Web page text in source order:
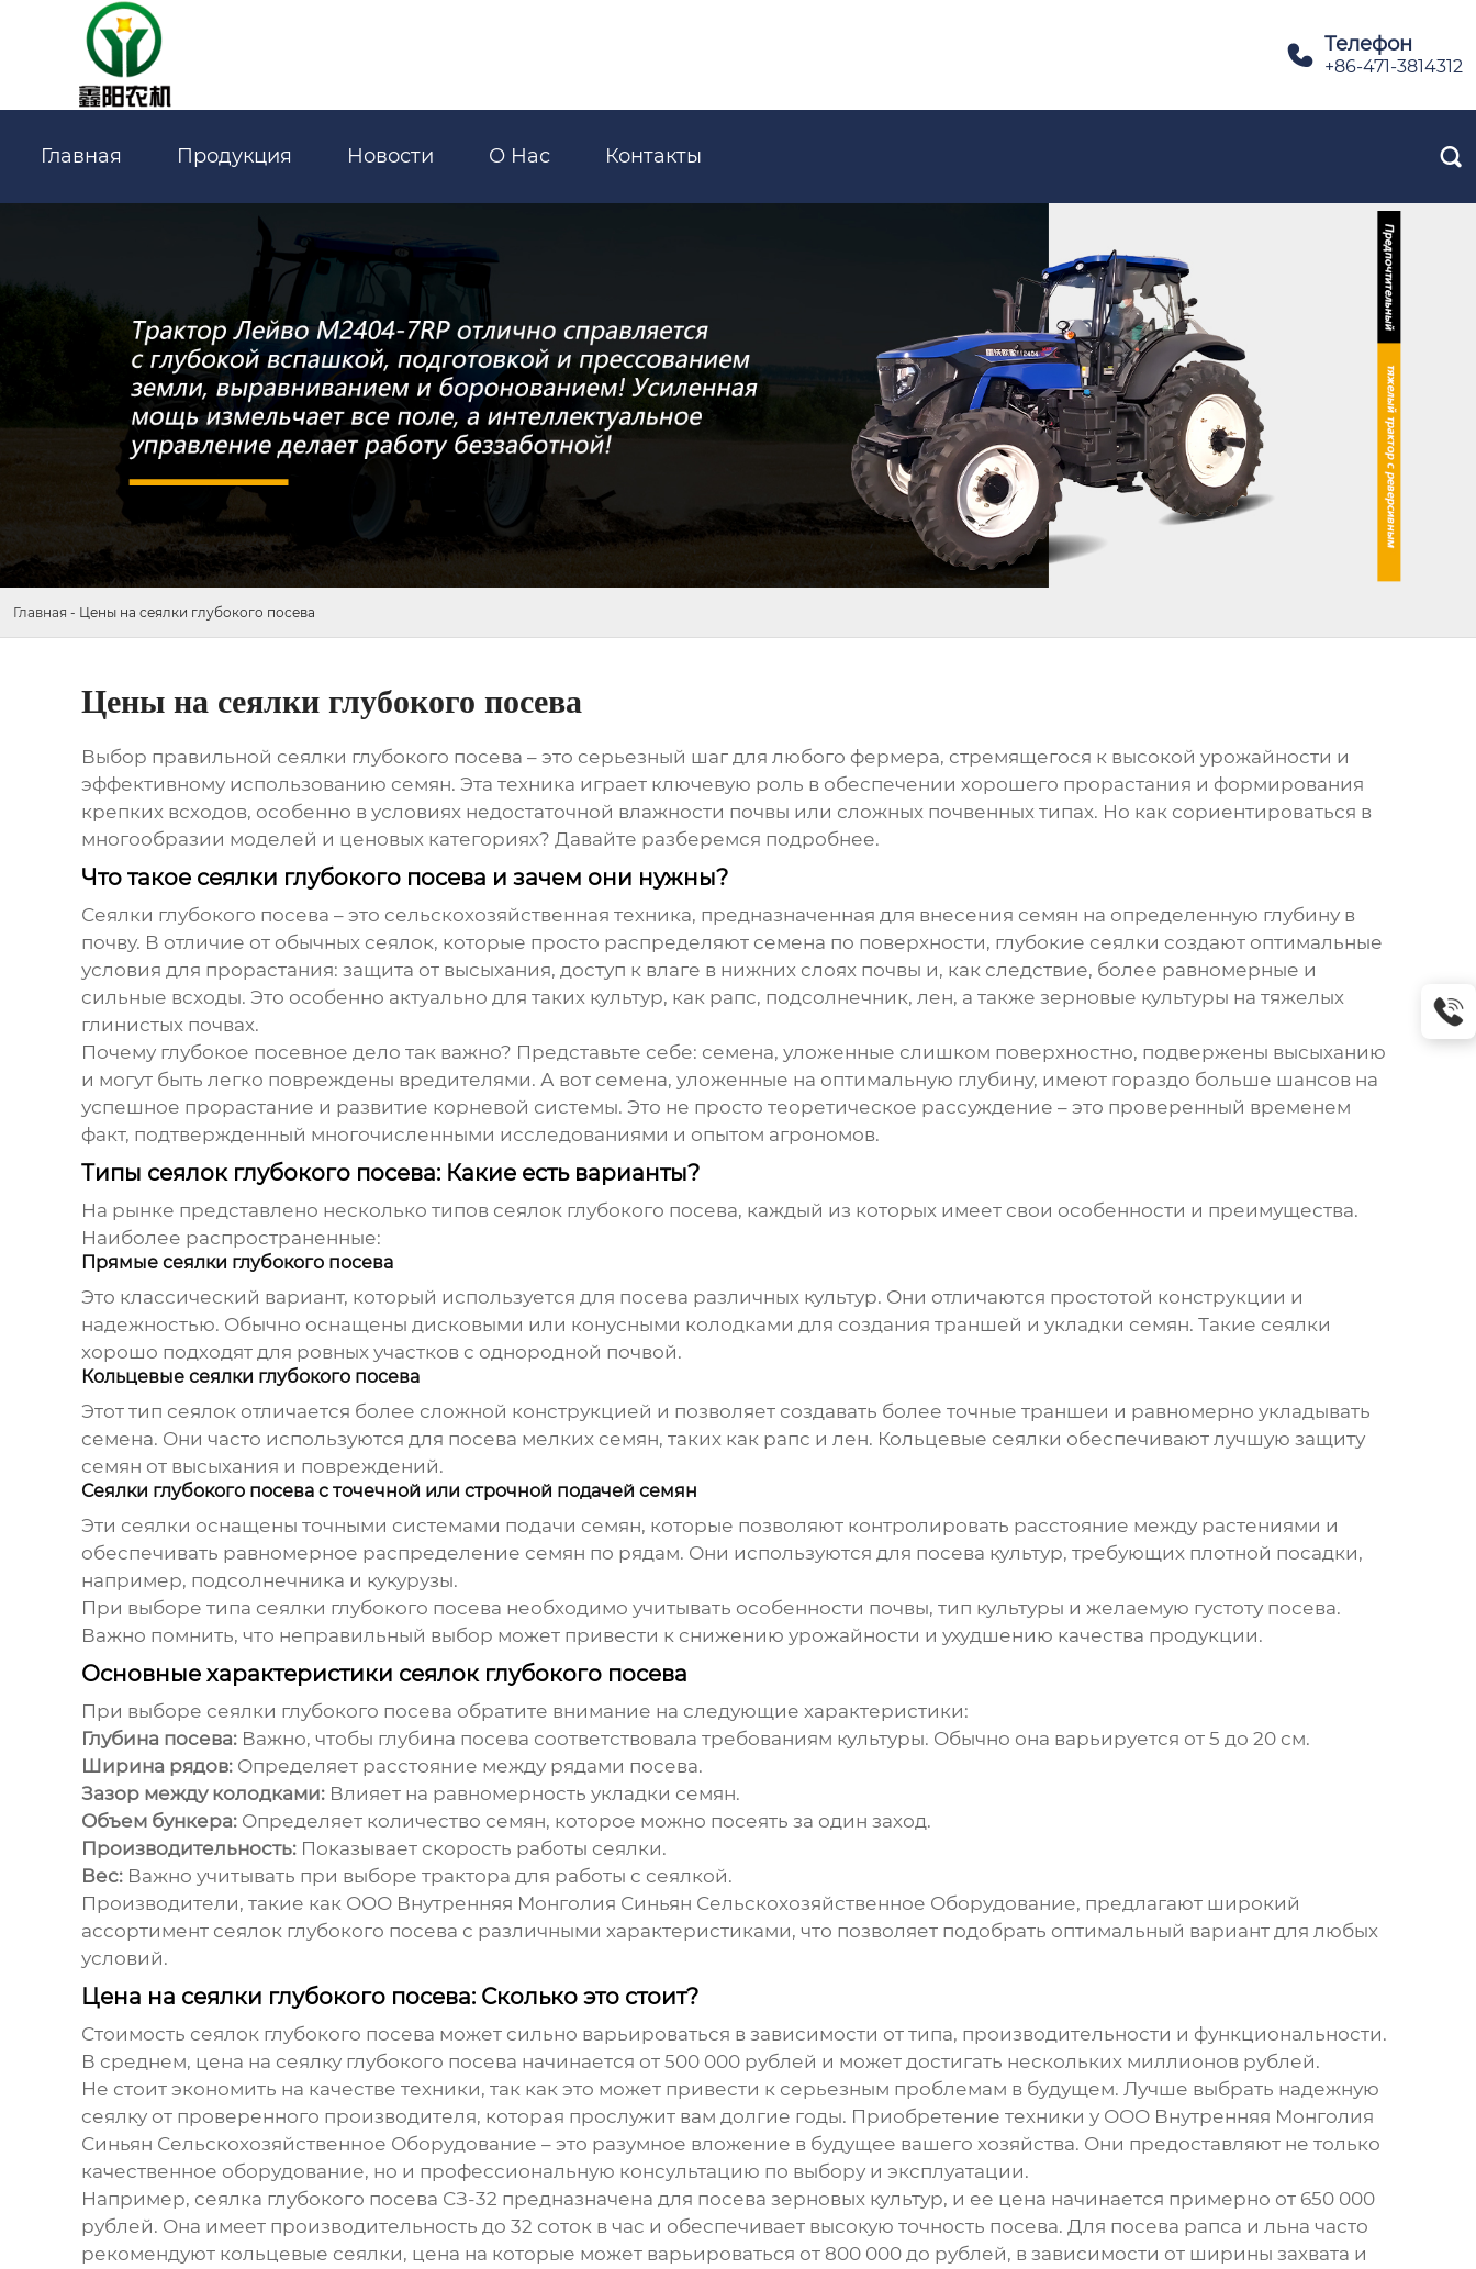
 Телефон
+86-471-3814312
Главная Продукция Новости О Нас Контакты 
Главная - Цены на сеялки глубокого посева
Цены на сеялки глубокого посева
Выбор правильной сеялки глубокого посева – это серьезный шаг для любого фермера, стремящегося к высокой урожайности и
эффективному использованию семян. Эта техника играет ключевую роль в обеспечении хорошего прорастания и формирования
крепких всходов, особенно в условиях недостаточной влажности почвы или сложных почвенных типах. Но как сориентироваться в
многообразии моделей и ценовых категориях? Давайте разберемся подробнее.
Что такое сеялки глубокого посева и зачем они нужны?
Сеялки глубокого посева – это сельскохозяйственная техника, предназначенная для внесения семян на определенную глубину в
почву. В отличие от обычных сеялок, которые просто распределяют семена по поверхности, глубокие сеялки создают оптимальные
условия для прорастания: защита от высыхания, доступ к влаге в нижних слоях почвы и, как следствие, более равномерные и
сильные всходы. Это особенно актуально для таких культур, как рапс, подсолнечник, лен, а также зерновые культуры на тяжелых
глинистых почвах.
Почему глубокое посевное дело так важно? Представьте себе: семена, уложенные слишком поверхностно, подвержены высыханию
и могут быть легко повреждены вредителями. А вот семена, уложенные на оптимальную глубину, имеют гораздо больше шансов на
успешное прорастание и развитие корневой системы. Это не просто теоретическое рассуждение – это проверенный временем
факт, подтвержденный многочисленными исследованиями и опытом агрономов.
Типы сеялок глубокого посева: Какие есть варианты?
На рынке представлено несколько типов сеялок глубокого посева, каждый из которых имеет свои особенности и преимущества.
Наиболее распространенные:
Прямые сеялки глубокого посева
Это классический вариант, который используется для посева различных культур. Они отличаются простотой конструкции и
надежностью. Обычно оснащены дисковыми или конусными колодками для создания траншей и укладки семян. Такие сеялки
хорошо подходят для ровных участков с однородной почвой.
Кольцевые сеялки глубокого посева
Этот тип сеялок отличается более сложной конструкцией и позволяет создавать более точные траншеи и равномерно укладывать
семена. Они часто используются для посева мелких семян, таких как рапс и лен. Кольцевые сеялки обеспечивают лучшую защиту
семян от высыхания и повреждений.
Сеялки глубокого посева с точечной или строчной подачей семян
Эти сеялки оснащены точными системами подачи семян, которые позволяют контролировать расстояние между растениями и
обеспечивать равномерное распределение семян по рядам. Они используются для посева культур, требующих плотной посадки,
например, подсолнечника и кукурузы.
При выборе типа сеялки глубокого посева необходимо учитывать особенности почвы, тип культуры и желаемую густоту посева.
Важно помнить, что неправильный выбор может привести к снижению урожайности и ухудшению качества продукции.
Основные характеристики сеялок глубокого посева
При выборе сеялки глубокого посева обратите внимание на следующие характеристики:
Глубина посева:Важно, чтобы глубина посева соответствовала требованиям культуры. Обычно она варьируется от 5 до 20 см.
Ширина рядов:Определяет расстояние между рядами посева.
Зазор между колодками:Влияет на равномерность укладки семян.
Объем бункера:Определяет количество семян, которое можно посеять за один заход.
Производительность:Показывает скорость работы сеялки.
Вес:Важно учитывать при выборе трактора для работы с сеялкой.
Производители, такие как ООО Внутренняя Монголия Синьян Сельскохозяйственное Оборудование, предлагают широкий
ассортимент сеялок глубокого посева с различными характеристиками, что позволяет подобрать оптимальный вариант для любых
условий.
Цена на сеялки глубокого посева: Сколько это стоит?
Стоимость сеялок глубокого посева может сильно варьироваться в зависимости от типа, производительности и функциональности.
В среднем, цена на сеялку глубокого посева начинается от 500 000 рублей и может достигать нескольких миллионов рублей.
Не стоит экономить на качестве техники, так как это может привести к серьезным проблемам в будущем. Лучше выбрать надежную
сеялку от проверенного производителя, которая прослужит вам долгие годы. Приобретение техники у ООО Внутренняя Монголия
Синьян Сельскохозяйственное Оборудование – это разумное вложение в будущее вашего хозяйства. Они предоставляют не только
качественное оборудование, но и профессиональную консультацию по выбору и эксплуатации.
Например, сеялка глубокого посева СЗ-32 предназначена для посева зерновых культур, и ее цена начинается примерно от 650 000
рублей. Она имеет производительность до 32 соток в час и обеспечивает высокую точность посева. Для посева рапса и льна часто
рекомендуют кольцевые сеялки, цена на которые может варьироваться от 800 000 до рублей, в зависимости от ширины захвата и